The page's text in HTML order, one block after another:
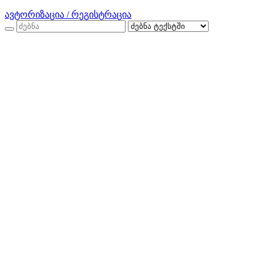
ავტორიზაცია / რეგისტრაცია